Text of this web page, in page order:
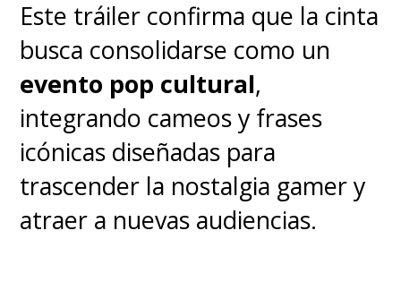
Este tráiler confirma que la cinta
busca consolidarse como un
evento pop cultural,
integrando cameos y frases
icónicas diseñadas para
trascender la nostalgia gamer y
atraer a nuevas audiencias.